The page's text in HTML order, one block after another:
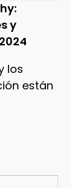
y
los
están